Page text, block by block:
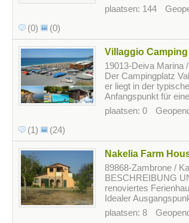
plaatsen: 144
(0) (0)
Villaggio
19013-Deiva Marina
Der Campingplatz
er liegt in der
Anfangspunkt für
plaatsen: 0
(1) (24)
Nakelia Farm
89868-Zambrone /
BESCHREIBUNG
renoviertes
Idealer
plaatsen: 8